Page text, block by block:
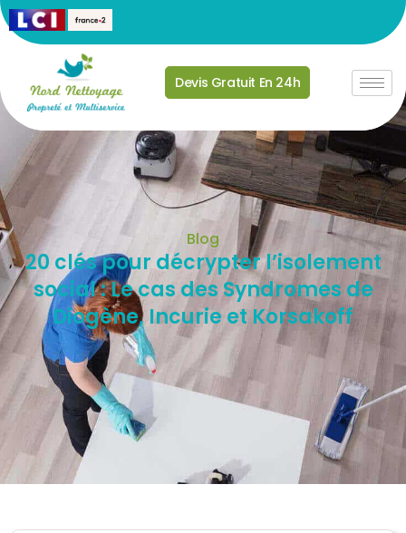
Devis Gratuit En 24h
Blog
20 clés pour décrypter l’isolement
social : Le cas des Syndromes de
Diogène, Incurie et Korsakoff